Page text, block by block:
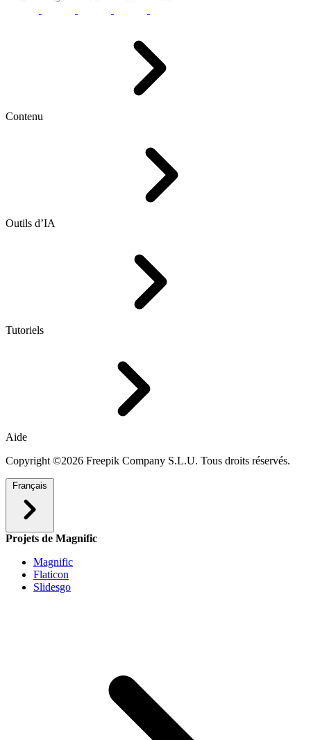
Contenu
Outils d’IA
Tutoriels
Aide
Copyright ©2026 Freepik Company S.L.U. Tous droits réservés.
Français
Projets de Magnific
Magnific
Flaticon
Slidesgo